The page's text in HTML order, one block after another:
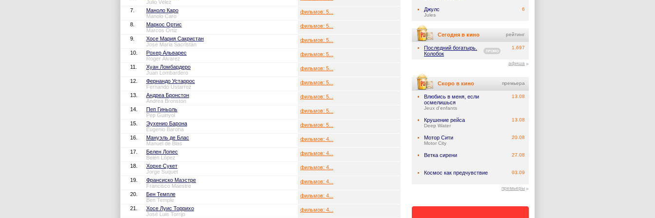
Julio Vélez
7.
Маноло Каро
Manolo Caro
фильмов: 5...
8.
Маркос Ортис
Marcos Ortiz
фильмов: 5...
9.
Хосе Мария Сакристан
José Maria Sacristán
фильмов: 5...
10.
Рохер Альварес
Roger Álvarez
фильмов: 5...
11.
Хуан Ломбардеро
Juan Lombardero
фильмов: 5...
12.
Фернандо Устаррос
Fernando Ustarroz
фильмов: 5...
13.
Андреа Бронстон
Andrea Bronston
фильмов: 5...
14.
Пеп Гиньоль
Pep Guinyol
фильмов: 5...
15.
Эухенио Барона
Eugenio Barona
фильмов: 5...
16.
Мануэль де Блас
Manuel de Blas
фильмов: 4...
17.
Белен Лопес
Belén López
фильмов: 4...
18.
Хорхе Сукет
Jorge Suquet
фильмов: 4...
19.
Франсиско Маэстре
Francisco Maestre
фильмов: 4...
20.
Бен Темпле
Ben Temple
фильмов: 4...
21.
Хосе Луис Торрихо
José Luis Torrijo
фильмов: 4...
Джулс
Jules
6
Сегодня в кино рейтинг
Последний богатырь.
Колобок
ПРОМО
1.697
афиша
Скоро в кино премьера
Влюбись в меня, если
осмелишься
Jeux d'enfants
13.08
Крушение рейса
Deep Water
13.08
Мотор Сити
Motor City
20.08
Ветка сирени 27.08
Космос как предчувствие 03.09
премьеры